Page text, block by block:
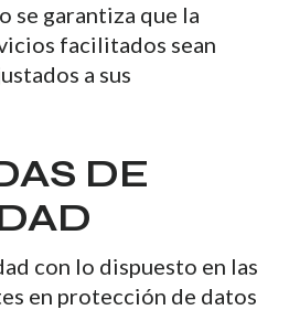
se garantiza que la
facilitados sean
a sus
DE
con lo dispuesto en las
en protección de datos